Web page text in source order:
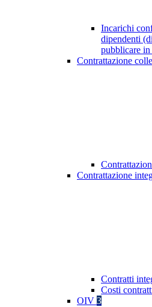
Incarichi
dipendenti
pubblicare in
Contrattazione
Contrattazione
Contratti
Costi
OIV 3